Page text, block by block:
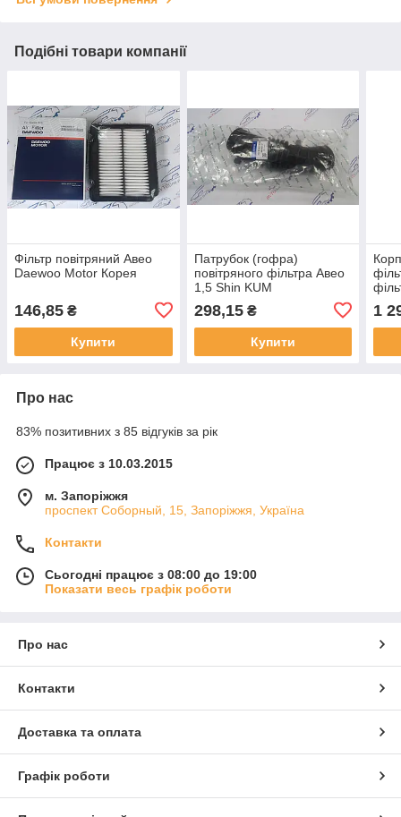
Подібні товари компанії
Фільтр повітряний Авео
Daewoo Motor Корея
146,85 ₴
Купити
Патрубок (гофра)
повітряного фільтра Авео
1,5 Shin KUM
298,15₴
Купити
1
Про нас
83% позитивних з 85 відгуків за рік
Працює з 10.03.2015
м. Запоріжжя
проспект Соборный, 15, Запоріжжя, Україна
Контакти
Сьогодні працює з 08:00 до 19:00
Показати весь графік роботи
Про нас
Контакти
Доставка та оплата
Графік роботи